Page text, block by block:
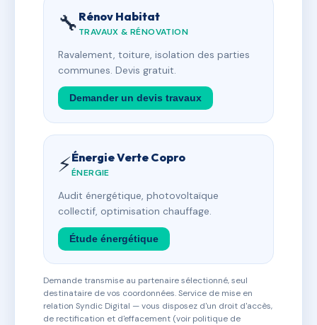
🔧 Rénov Habitat
TRAVAUX & RÉNOVATION
Ravalement, toiture, isolation des parties
communes. Devis gratuit.
Demander un devis travaux
⚡Énergie Verte Copro
ÉNERGIE
Audit énergétique, photovoltaïque
collectif, optimisation chauffage.
Étude énergétique
Demande transmise au partenaire sélectionné, seul
destinataire de vos coordonnées. Service de mise en
relation Syndic Digital — vous disposez d'un droit d'accès,
de rectification et d'effacement (voir politique de